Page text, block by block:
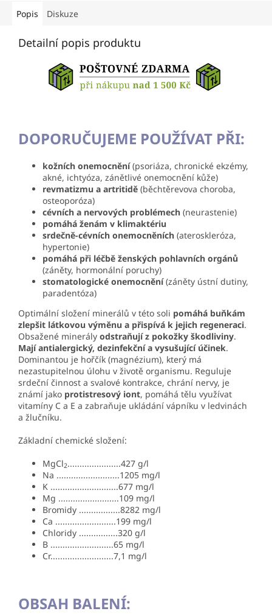
Popis Diskuze
Detailní popis produktu
DOPORUČUJEME POUŽÍVAT PŘI:
kožních onemocnění(psoriáza, chronické ekzémy,
akné, ichtyóza, zánětlivé onemocnění kůže)
revmatizmu a artritidě (běchtěrevova choroba,
osteoporóza)
cévních a nervových problémech (neurastenie)
pomáhá ženám v klimaktériu
srdečně-cévních onemocněních (ateroskleróza,
hypertonie)
pomáhá při léčbě ženských pohlavních orgánů
(záněty, hormonální poruchy)
stomatologické onemocnění(záněty ústní dutiny,
paradentóza)
Optimální složení minerálů v této soli pomáhá buňkám
zlepšit látkovou výměnu a přispívá k jejich regeneraci.
Obsažené minerály odstraňují z pokožky škodliviny.
Mají antialergický, dezinfekční a vysušující účinek.
Dominantou je hořčík (magnézium), který má
nezastupitelnou úlohu v životě organismu. Reguluje
srdeční činnost a svalové kontrakce, chrání nervy, je
známí jako protistresový iont, pomáhá tělu využívat
vitamíny C a E a zabraňuje ukládání vápníku v ledvinách
a žlučníku.
Základní chemické složení:
MgCl2......................427 g/l
Na ..........................1205 mg/l
K ............................677 mg/l
Mg .........................109 mg/l
Bromidy .................8282 mg/l
Ca .........................199 mg/l
Chloridy ................320 g/l
B ..........................65 mg/l
Cr..........................7,1 mg/l
OBSAH BALENÍ: